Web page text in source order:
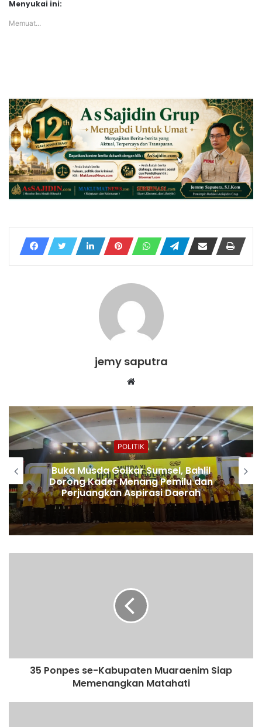
Menyukai ini:
Memuat...
jemy saputra
Website
POLITIK
Buka Musda Golkar Sumsel, Bahlil
Dorong Kader Menang Pemilu dan
Perjuangkan Aspirasi Daerah
35 Ponpes se-Kabupaten Muaraenim Siap
Memenangkan Matahati